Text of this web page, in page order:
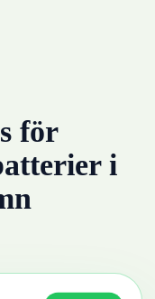
för
i